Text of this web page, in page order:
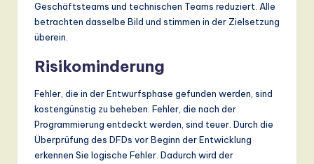
Geschäftsteams und technischen Teams reduziert. Alle
betrachten dasselbe Bild und stimmen in der Zielsetzung
überein.
Risikominderung
Fehler, die in der Entwurfsphase gefunden werden, sind
kostengünstig zu beheben. Fehler, die nach der
Programmierung entdeckt werden, sind teuer. Durch die
Überprüfung des DFDs vor Beginn der Entwicklung
erkennen Sie logische Fehler. Dadurch wird der